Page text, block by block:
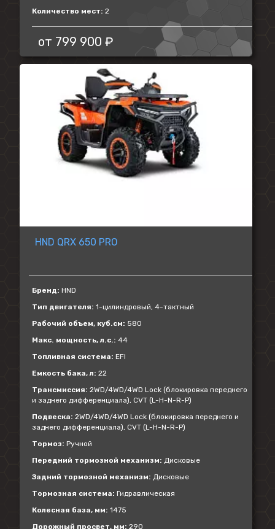
Количество мест: 2
от 799 900 ₽
HND QRX 650 PRO
Бренд: HND
Тип двигателя: 1-цилиндровый, 4-тактный
Рабочий объем, куб.см: 580
Макс. мощность, л.с.: 44
Топливная система: EFI
Емкость бака, л: 22
Трансмиссия: 2WD/4WD/4WD Lock (блокировка переднего
и заднего дифференциала), CVT (L-H-N-R-P)
Подвеска: 2WD/4WD/4WD Lock (блокировка переднего и
заднего дифференциала), CVT (L-H-N-R-P)
Тормоз: Ручной
Передний тормозной механизм: Дисковые
Задний тормозной механизм: Дисковые
Тормозная система: Гидравлическая
Колесная база, мм: 1475
Дорожный просвет, мм: 290